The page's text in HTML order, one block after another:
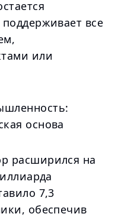
все
или
основа
расширился на
7,3
обеспечив